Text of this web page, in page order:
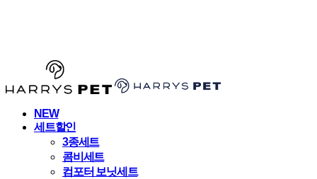
NEW
세트할인
3종세트
콤비세트
컴포터 보닛세트